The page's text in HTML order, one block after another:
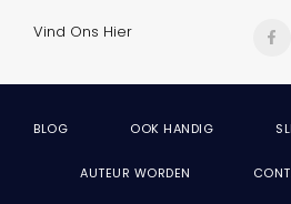
Vind Ons Hier
BLOG OOK HANDIG
AUTEUR WORDEN